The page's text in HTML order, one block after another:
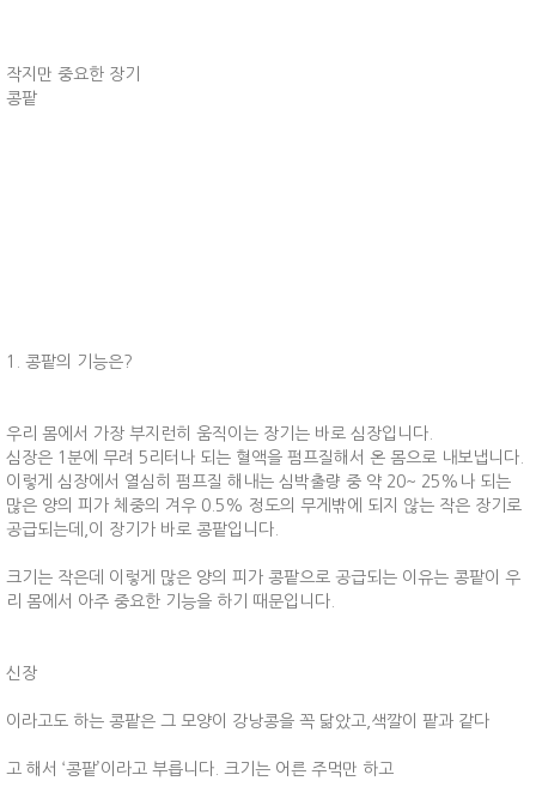
작지만 중요한 장기
콩팥
1. 콩팥의 기능은?
우리 몸에서 가장 부지런히 움직이는 장기는 바로 심장입니다.
심장은 1분에 무려 5리터나 되는 혈액을 펌프질해서 온 몸으로 내보냅니다.
이렇게 심장에서 열심히 펌프질 해내는 심박출량 중 약 20~ 25%나 되는
많은 양의 피가 체중의 겨우 0.5% 정도의 무게밖에 되지 않는 작은 장기로
공급되는데,이 장기가 바로 콩팥입니다.
크기는 작은데 이렇게 많은 양의 피가 콩팥으로 공급되는 이유는 콩팥이 우
리 몸에서 아주 중요한 기능을 하기 때문입니다.
신장
이라고도 하는 콩팥은 그 모양이 강낭콩을 꼭 닮았고,색깔이 팥과 같다
고 해서 ‘콩팥’이라고 부릅니다. 크기는 어른 주먹만 하고